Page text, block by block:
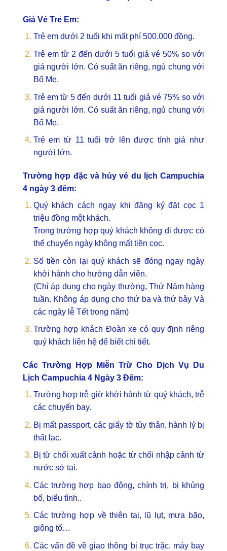
Giá Vé Trẻ Em:
Trẻ em dưới 2 tuổi khi mất phí 500.000 đồng.
Trẻ em từ 2 đến dưới 5 tuổi giá vé 50% so với
giá người lớn. Có suất ăn riêng, ngủ chung với
Bố Mẹ.
Trẻ em từ 5 đến dưới 11 tuổi giá vé 75% so với
giá người lớn. Có suất ăn riêng, ngủ chung với
Bố Mẹ.
Trẻ em từ 11 tuổi trở lên được tính giá như
người lớn.
Trường hợp đặc và hủy vé du lịch Campuchia
4 ngày 3 đêm:
Quý khách cách ngay khi đăng ký đặt cọc 1
triệu đồng một khách.
Trong trường hợp quý khách không đi được có
thể chuyển ngày không mất tiền cọc.
Số tiền còn lại quý khách sẽ đóng ngay ngày
khởi hành cho hướng dẫn viên.
(Chỉ áp dụng cho ngày thường, Thứ Năm hàng
tuần. Không áp dụng cho thứ ba và thứ bảy Và
các ngày lễ Tết trong năm)
Trường hợp khách Đoàn xe có quy định riêng
quý khách liên hệ để biết chi tiết.
Các Trường Hợp Miễn Trừ Cho Dịch Vụ Du
Lịch Campuchia 4 Ngày 3 Đêm:
Trường hợp trễ giờ khởi hành từ quý khách, trễ
các chuyến bay.
Bị mất passport, các giấy tờ tùy thân, hành lý bị
thất lạc.
Bị từ chối xuất cảnh hoặc từ chối nhập cảnh từ
nước sở tại.
Các trường hợp bạo động, chính trị, bị khủng
bố, biểu tình..
Các trường hợp về thiên tai, lũ lụt, mưa bão,
giông tố…
Các vấn đề về giao thông bị trục trặc, máy bay